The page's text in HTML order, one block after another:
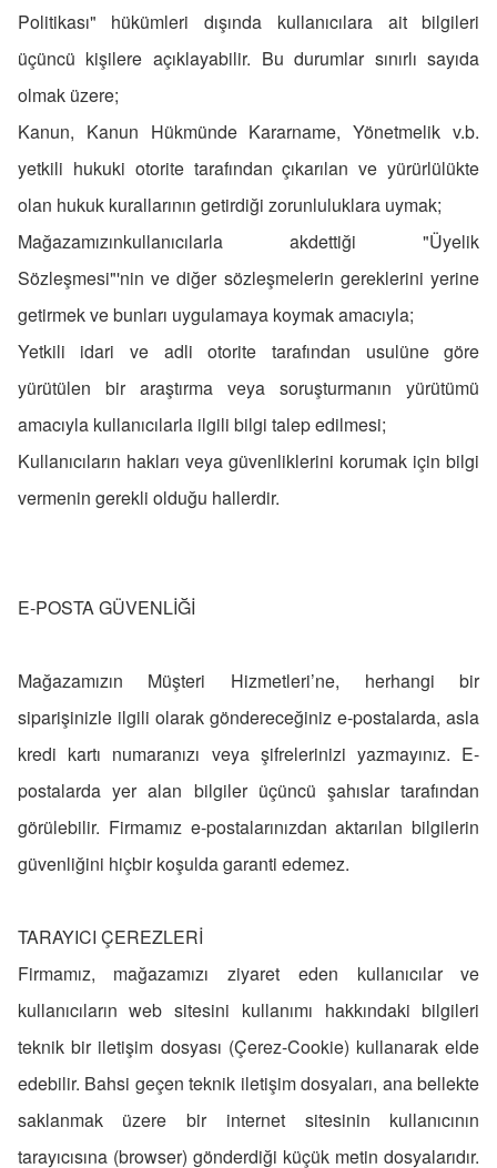
Politikası" hükümleri dışında kullanıcılara ait bilgileri
üçüncü kişilere açıklayabilir. Bu durumlar sınırlı sayıda
olmak üzere;
Kanun, Kanun Hükmünde Kararname, Yönetmelik v.b.
yetkili hukuki otorite tarafından çıkarılan ve yürürlülükte
olan hukuk kurallarının getirdiği zorunluluklara uymak;
Mağazamızınkullanıcılarla akdettiği "Üyelik
Sözleşmesi"'nin ve diğer sözleşmelerin gereklerini yerine
getirmek ve bunları uygulamaya koymak amacıyla;
Yetkili idari ve adli otorite tarafından usulüne göre
yürütülen bir araştırma veya soruşturmanın yürütümü
amacıyla kullanıcılarla ilgili bilgi talep edilmesi;
Kullanıcıların hakları veya güvenliklerini korumak için bilgi
vermenin gerekli olduğu hallerdir.
E-POSTA GÜVENLİĞİ
Mağazamızın Müşteri Hizmetleri’ne, herhangi bir
siparişinizle ilgili olarak göndereceğiniz e-postalarda, asla
kredi kartı numaranızı veya şifrelerinizi yazmayınız. E-
postalarda yer alan bilgiler üçüncü şahıslar tarafından
görülebilir. Firmamız e-postalarınızdan aktarılan bilgilerin
güvenliğini hiçbir koşulda garanti edemez.
TARAYICI ÇEREZLERİ
Firmamız, mağazamızı ziyaret eden kullanıcılar ve
kullanıcıların web sitesini kullanımı hakkındaki bilgileri
teknik bir iletişim dosyası (Çerez-Cookie) kullanarak elde
edebilir. Bahsi geçen teknik iletişim dosyaları, ana bellekte
saklanmak üzere bir internet sitesinin kullanıcının
tarayıcısına (browser) gönderdiği küçük metin dosyalarıdır.